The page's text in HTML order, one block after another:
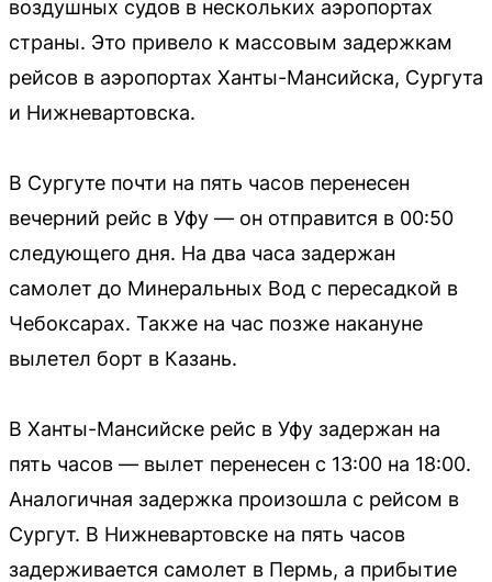
воздушных судов в нескольких аэропортах
страны. Это привело к массовым задержкам
рейсов в аэропортах Ханты-Мансийска, Сургута
и Нижневартовска.
В Сургуте почти на пять часов перенесен
вечерний рейс в Уфу — он отправится в 00:50
следующего дня. На два часа задержан
самолет до Минеральных Вод с пересадкой в
Чебоксарах. Также на час позже накануне
вылетел борт в Казань.
В Ханты-Мансийске рейс в Уфу задержан на
пять часов — вылет перенесен с 13:00 на 18:00.
Аналогичная задержка произошла с рейсом в
Сургут. В Нижневартовске на пять часов
задерживается самолет в Пермь, а прибытие